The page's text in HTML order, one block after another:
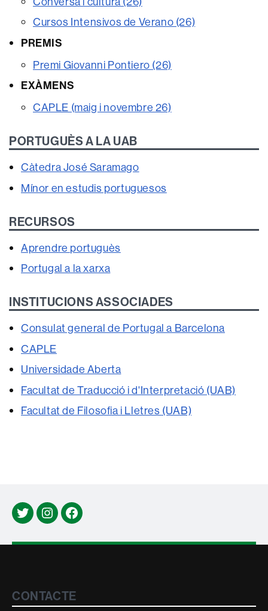
Cursos Intensivos de Verano (26)
PREMIS
Premi Giovanni Pontiero (26)
EXÀMENS
CAPLE (maig i novembre 26)
PORTUGUÈS A LA UAB
Càtedra José Saramago
Mínor en estudis portuguesos
RECURSOS
Aprendre portuguès
Portugal a la xarxa
INSTITUCIONS ASSOCIADES
Consulat general de Portugal a Barcelona
CAPLE
Universidade Aberta
Facultat de Traducció i d'Interpretació (UAB)
Facultat de Filosofia i Lletres (UAB)
TwitterInstagramFacebook
CONTACTE